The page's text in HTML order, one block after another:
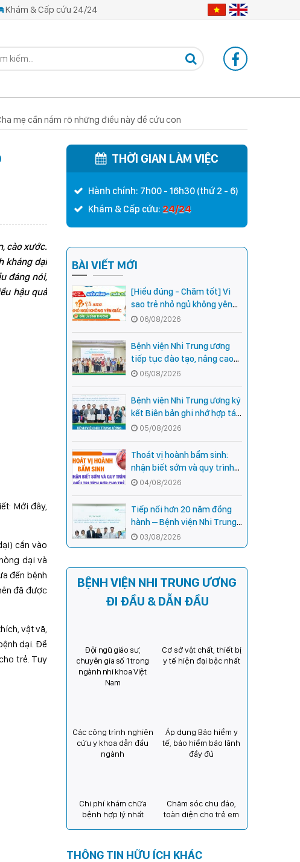
Khám & Cấp cứu 24/24
mẹ cần nắm rõ những điều này để cứu con
cào xước.
kháng dại
đáng nói,
hậu quả
Mới đây,
cắn vào
dại và
đến bệnh
đã được
vật vã,
dại. Để
trẻ. Tuy
THỜI GIAN LÀM VIỆC
Hành chính: 7h00 - 16h30 (thứ 2 - 6)
Khám & Cấp cứu: 24/24
BÀI VIẾT MỚI
[Hiểu đúng - Chăm tốt] Vì
sao trẻ nhỏ ngủ không yên
giấc - Đâu là bình thường,
đâu là dấu hiệu cần đi khám
ngay?
06/08/2026
Bệnh viện Nhi Trung ương
tiếp tục đào tạo, nâng cao
năng lực khám, chữa bệnh
Nhi khoa cho cán bộ y tế tại
các tỉnh miền núi phía Bắc
06/08/2026
Bệnh viện Nhi Trung ương ký
kết Biên bản ghi nhớ hợp tác
với Bệnh viện Nhi Quốc gia
Campuchia
05/08/2026
Thoát vị hoành bẩm sinh:
nhận biết sớm và quy trình
điều trị tích hợp cho trẻ -
chia sẻ từ các chuyên gia
hàng đầu của Bệnh Viện Nhi
Trung ương
04/08/2026
Tiếp nối hơn 20 năm đồng
hành – Bệnh viện Nhi Trung
ương và Tổ chức Orbis (Hoa
Kỳ) tăng cường hợp tác, mở
03/08/2026
BỆNH VIỆN NHI TRUNG ƯƠNG
ĐI ĐẦU & DẪN ĐẦU
Đội ngũ giáo sư,
chuyên gia số 1 trong
ngành nhi khoa Việt
Nam
Cơ sở vật chất, thiết bị
y tế hiện đại bậc nhất
Các công trình nghiên
cứu y khoa dẫn đầu
ngành
Áp dụng Bảo hiểm y
tế, bảo hiểm bảo lãnh
đầy đủ
Chi phí khám chữa
bệnh hợp lý nhất
Chăm sóc chu đáo,
toàn diện cho trẻ em
THÔNG TIN HỮU ÍCH KHÁC